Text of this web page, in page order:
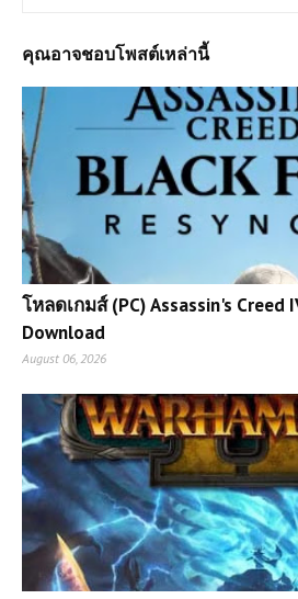
คุณอาจชอบโพสต์เหล่านี้
โหลดเกมส์ (PC) Assassin's Creed
Download
August 06, 2026